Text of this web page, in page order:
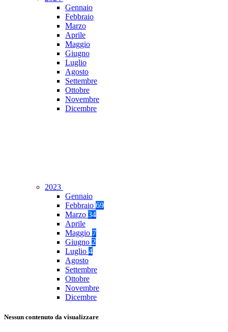
Gennaio
Febbraio
Marzo
Aprile
Maggio
Giugno
Luglio
Agosto
Settembre
Ottobre
Novembre
Dicembre
2023
Gennaio
Febbraio 69
Marzo 34
Aprile
Maggio 7
Giugno 2
Luglio 4
Agosto
Settembre
Ottobre
Novembre
Dicembre
Nessun contenuto da visualizzare